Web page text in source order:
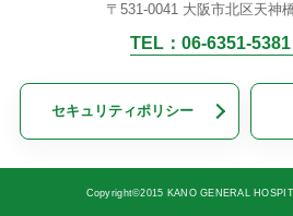
〒531-0041 大阪市北区天神
TEL：06-6351-5381
セキュリティポリシー
Copyright©2015 KANO GENERAL